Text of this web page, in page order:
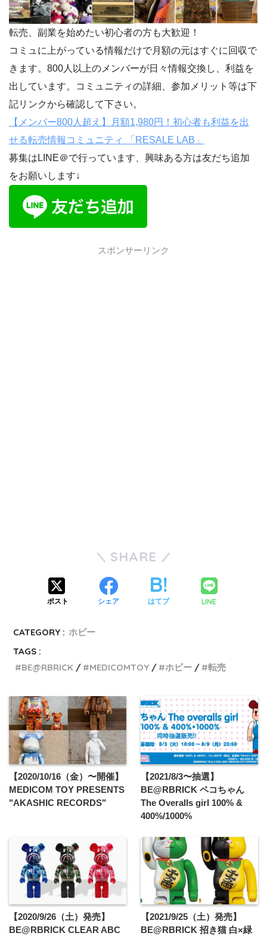
転売、副業を始めたい初心者の方も大歓迎！
コミュに上がっている情報だけで月額の元はすぐに回収で
きます。800人以上のメンバーが日々情報交換し、利益を
出しています。コミュニティの詳細、参加メリット等は下
記リンクから確認して下さい。
【メンバー800人超え】月額1,980円！初心者も利益を出
せる転売情報コミュニティ 「RESALE LAB」
募集はLINE＠で行っています、興味ある方は友だち追加
をお願いします↓
スポンサーリンク
SHARE
ポスト シェア はてブ LINE
CATEGORY : ホビー
TAGS :
BE@RBRICK
MEDICOMTOY ホビー 転売
【2020/10/16（金）〜開催】
MEDICOM TOY PRESENTS
"AKASHIC RECORDS"
【2021/8/3〜抽選】
BE@RBRICK ペコちゃん
The Overalls girl 100% &
400%/1000%
【2020/9/26（土）発売】
BE@RBRICK CLEAR ABC
【2021/9/25（土）発売】
BE@RBRICK 招き猫 白×緑